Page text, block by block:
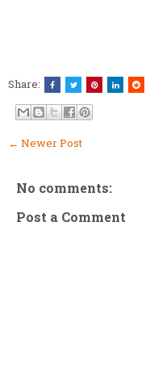
Share:
← Newer Post
No comments:
Post a Comment